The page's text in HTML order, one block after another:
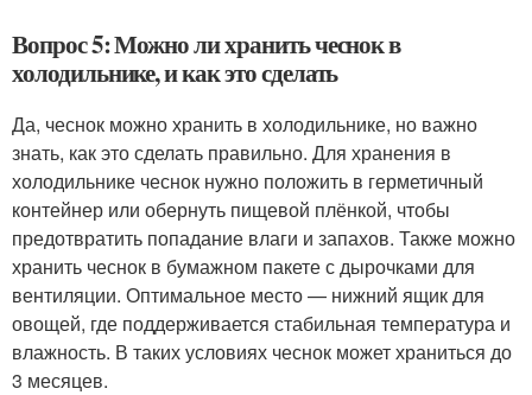
Вопрос 5: Можно ли хранить чеснок в
холодильнике, и как это сделать
Да, чеснок можно хранить в холодильнике, но важно
знать, как это сделать правильно. Для хранения в
холодильнике чеснок нужно положить в герметичный
контейнер или обернуть пищевой плёнкой, чтобы
предотвратить попадание влаги и запахов. Также можно
хранить чеснок в бумажном пакете с дырочками для
вентиляции. Оптимальное место — нижний ящик для
овощей, где поддерживается стабильная температура и
влажность. В таких условиях чеснок может храниться до
3 месяцев.